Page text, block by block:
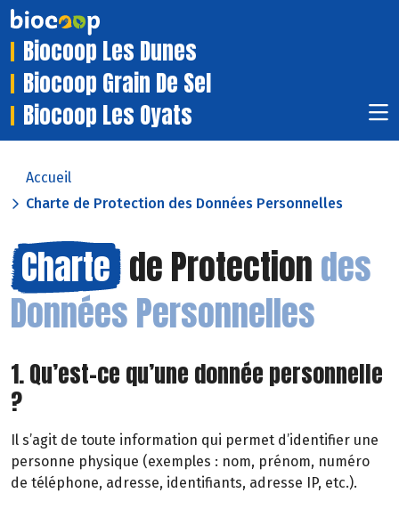
Biocoop Les Dunes
Biocoop Grain De Sel
Biocoop Les Oyats
Accueil
Charte de Protection des Données Personnelles
Charte de Protectiondes
Données Personnelles
1. Qu’est-ce qu’une donnée personnelle
?
Il s’agit de toute information qui permet d’identifier une
personne physique (exemples : nom, prénom, numéro
de téléphone, adresse, identifiants, adresse IP, etc.).